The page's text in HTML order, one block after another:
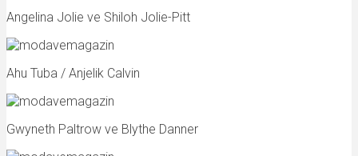
Angelina Jolie ve Shiloh Jolie-Pitt
Ahu Tuba / Anjelik Calvin
Gwyneth Paltrow ve Blythe Danner